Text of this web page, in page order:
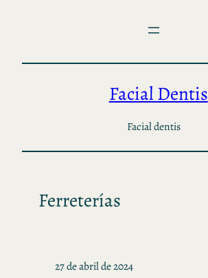
Facial Dentis
Facial dentis
Ferreterías
27 de abril de 2024